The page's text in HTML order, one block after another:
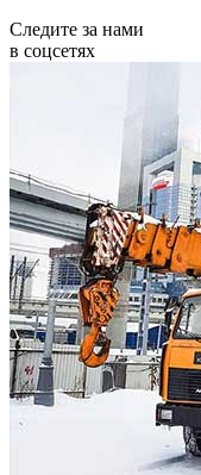
Следите за нами
в соцсетях